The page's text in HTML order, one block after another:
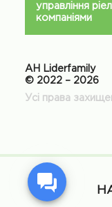
управління
компаніями
АН Liderfamily
© 2022 – 2026
Усі права